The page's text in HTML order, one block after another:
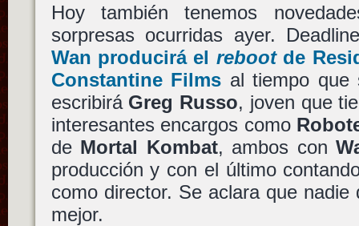
Hoy también tenemos
sorpresas ocurridas ayer.
Wan producirá el rebootde
Constantine Films al tiempo que
escribirá Greg Russo, joven que
interesantes encargos como
de Mortal Kombat, ambos con
producción y con el último
como director. Se aclara que
mejor.